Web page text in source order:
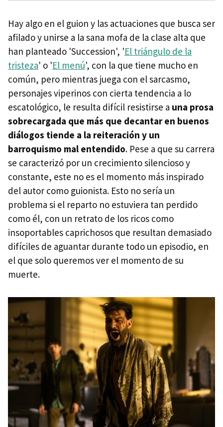
Hay algo en el guion y las actuaciones que busca ser
afilado y unirse a la sana mofa de la clase alta que
han planteado 'Succession', 'El triángulo de la
tristeza' o 'El menú', con la que tiene mucho en
común, pero mientras juega con el sarcasmo,
personajes viperinos con cierta tendencia a lo
escatológico, le resulta difícil resistirse a una prosa
sobrecargada que más que decantar en buenos
diálogos tiende a la reiteración y un
barroquismo mal entendido. Pese a que su carrera
se caracterizó por un crecimiento silencioso y
constante, este no es el momento más inspirado
del autor como guionista. Esto no sería un
problema si el reparto no estuviera tan perdido
como él, con un retrato de los ricos como
insoportables caprichosos que resultan demasiado
difíciles de aguantar durante todo un episodio, en
el que solo queremos ver el momento de su
muerte.